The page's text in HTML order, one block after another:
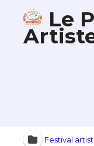
Le
Festival